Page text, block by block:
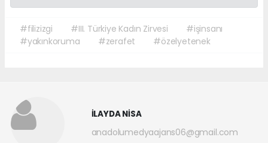
#filizizgi #III. Türkiye Kadın Zirvesi
#işinsanı
#yakınkoruma
#zerafet #özelyetenek
İLAYDA NİSA
anadolumedyaajans06@gmail.com